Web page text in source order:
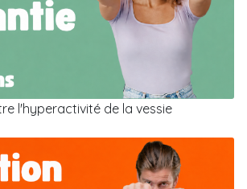
l'hyperactivité de la vessie